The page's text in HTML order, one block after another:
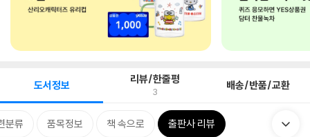
도서정보 리뷰/한줄평
3 배송/반품/교환
분류 품목정보 책 속으로 출판사 리뷰